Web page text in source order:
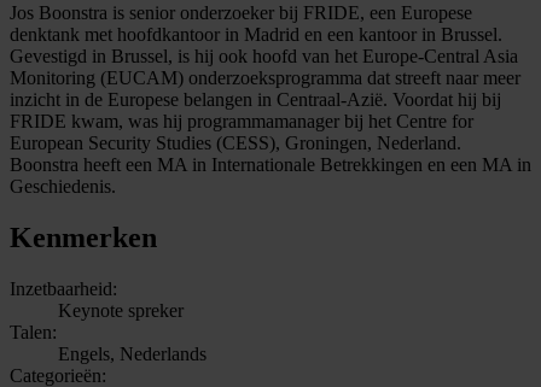
Jos Boonstra is senior onderzoeker bij FRIDE, een Europese
denktank met hoofdkantoor in Madrid en een kantoor in Brussel.
Gevestigd in Brussel, is hij ook hoofd van het Europe-Central Asia
Monitoring (EUCAM) onderzoeksprogramma dat streeft naar meer
inzicht in de Europese belangen in Centraal-Azië. Voordat hij bij
FRIDE kwam, was hij programmamanager bij het Centre for
European Security Studies (CESS), Groningen, Nederland.
Boonstra heeft een MA in Internationale Betrekkingen en een MA in
Geschiedenis.
Kenmerken
Inzetbaarheid:
Keynote spreker
Talen:
Engels, Nederlands
Categorieën: